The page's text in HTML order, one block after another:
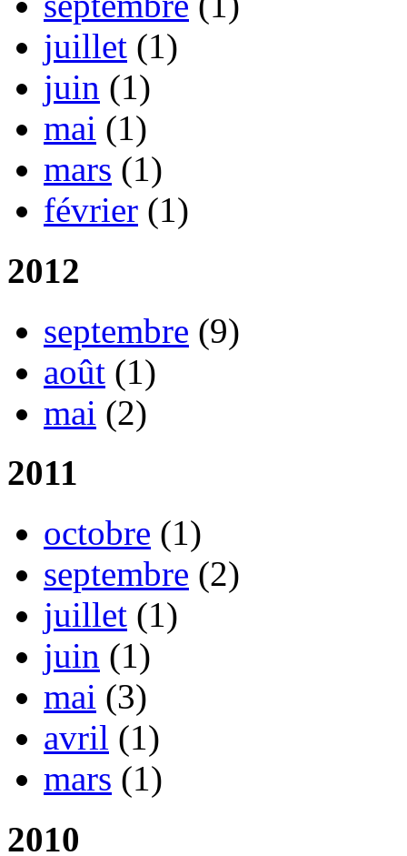
juillet (1)
juin (1)
mai (1)
mars (1)
février (1)
2012
septembre (9)
août (1)
mai (2)
2011
octobre (1)
septembre (2)
juillet (1)
juin (1)
mai (3)
avril (1)
mars (1)
2010